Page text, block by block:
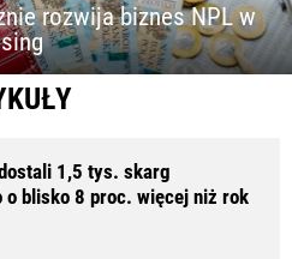
rozwija biznes NPL w
1,5 tys. skarg
o blisko 8 proc. więcej niż rok